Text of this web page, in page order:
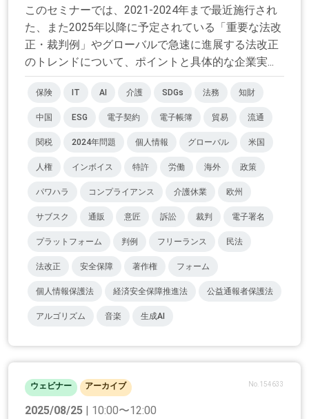
このセミナーでは、2021-2024年まで最近施行され
た、また2025年以降に予定されている「重要な法改
正・裁判例」やグローバルで急速に進展する法改正
のトレンドについて、ポイントと具体的な企業実...
保険 IT AI 介護 SDGs 法務 知財
中国 ESG 電子契約 電子帳簿 貿易 流通
関税 2024年問題 個人情報 グローバル 米国
人権 インボイス 特許 労働 海外 政策
パワハラ コンプライアンス 介護休業 欧州
サブスク 通販 意匠 訴訟 裁判 電子署名
プラットフォーム 判例 フリーランス 民法
法改正 安全保障 著作権 フォーム
個人情報保護法 経済安全保障推進法 公益通報者保護法
アルゴリズム 音楽 生成AI
ウェビナー アーカイブ No.154633
2025/08/25 | 10:00〜12:00